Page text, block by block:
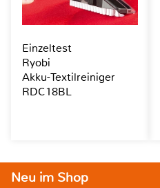
Neu im Shop
Einzeltest
Ryobi
Akku-Textilreiniger
RDC18BL